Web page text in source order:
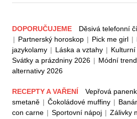
DOPORUČUJEME Děsivá telefonní
| Partnerský horoskop | Pick me girl |
jazykolamy | Láska a vztahy | Kulturní
Svátky a prázdniny 2026 | Módní
alternativy 2026
RECEPTY A VAŘENÍ Vepřová
smetaně | Čokoládové muffiny |
con carne | Sportovní nápoj | Zálivky